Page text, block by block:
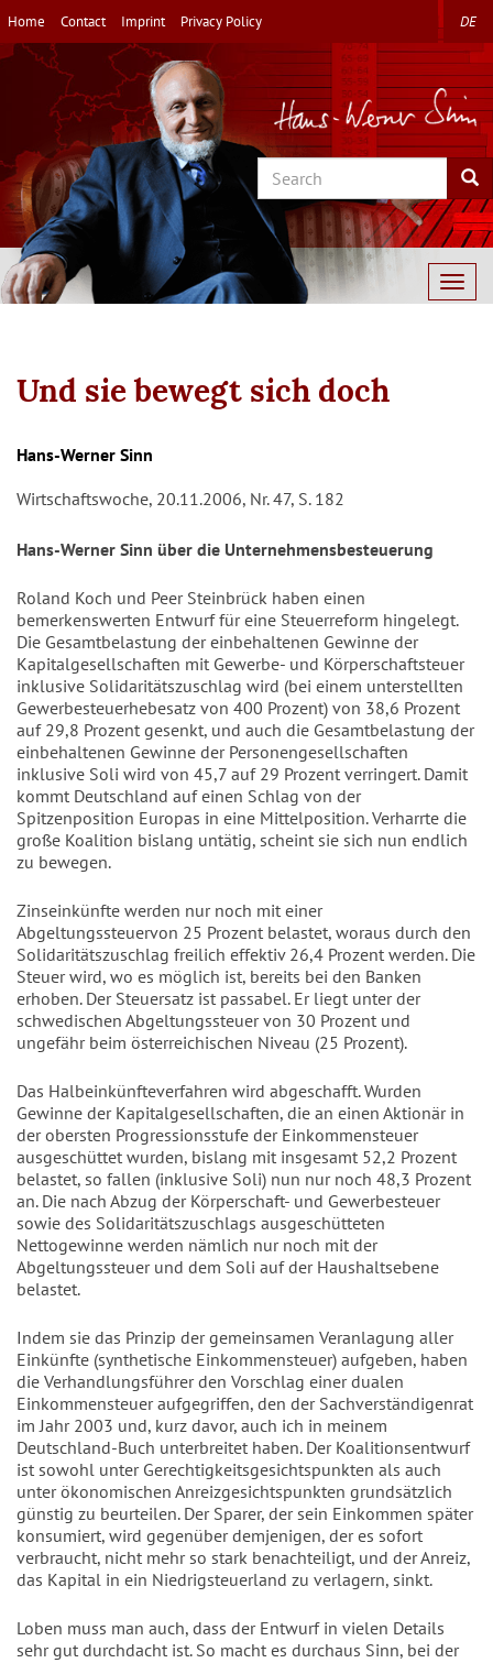
Skip
to
main
Home Contact Imprint Privacy Policy DE
Search
Und sie bewegt sich doch
Autor/en
Hans-Werner Sinn
Wirtschaftswoche, 20.11.2006, Nr. 47, S. 182
Hans-Werner Sinn über die Unternehmensbesteuerung
Roland Koch und Peer Steinbrück haben einen
bemerkenswerten Entwurf für eine Steuerreform hingelegt.
Die Gesamtbelastung der einbehaltenen Gewinne der
Kapitalgesellschaften mit Gewerbe- und Körperschaftsteuer
inklusive Solidaritätszuschlag wird (bei einem unterstellten
Gewerbesteuerhebesatz von 400 Prozent) von 38,6 Prozent
auf 29,8 Prozent gesenkt, und auch die Gesamtbelastung der
einbehaltenen Gewinne der Personengesellschaften
inklusive Soli wird von 45,7 auf 29 Prozent verringert. Damit
kommt Deutschland auf einen Schlag von der
Spitzenposition Europas in eine Mittelposition. Verharrte die
große Koalition bislang untätig, scheint sie sich nun endlich
zu bewegen.
Zinseinkünfte werden nur noch mit einer
Abgeltungssteuervon 25 Prozent belastet, woraus durch den
Solidaritätszuschlag freilich effektiv 26,4 Prozent werden. Die
Steuer wird, wo es möglich ist, bereits bei den Banken
erhoben. Der Steuersatz ist passabel. Er liegt unter der
schwedischen Abgeltungssteuer von 30 Prozent und
ungefähr beim österreichischen Niveau (25 Prozent).
Das Halbeinkünfteverfahren wird abgeschafft. Wurden
Gewinne der Kapitalgesellschaften, die an einen Aktionär in
der obersten Progressionsstufe der Einkommensteuer
ausgeschüttet wurden, bislang mit insgesamt 52,2 Prozent
belastet, so fallen (inklusive Soli) nun nur noch 48,3 Prozent
an. Die nach Abzug der Körperschaft- und Gewerbesteuer
sowie des Solidaritätszuschlags ausgeschütteten
Nettogewinne werden nämlich nur noch mit der
Abgeltungssteuer und dem Soli auf der Haushaltsebene
belastet.
Indem sie das Prinzip der gemeinsamen Veranlagung aller
Einkünfte (synthetische Einkommensteuer) aufgeben, haben
die Verhandlungsführer den Vorschlag einer dualen
Einkommensteuer aufgegriffen, den der Sachverständigenrat
im Jahr 2003 und, kurz davor, auch ich in meinem
Deutschland-Buch unterbreitet haben. Der Koalitionsentwurf
ist sowohl unter Gerechtigkeitsgesichtspunkten als auch
unter ökonomischen Anreizgesichtspunkten grundsätzlich
günstig zu beurteilen. Der Sparer, der sein Einkommen später
konsumiert, wird gegenüber demjenigen, der es sofort
verbraucht, nicht mehr so stark benachteiligt, und der Anreiz,
das Kapital in ein Niedrigsteuerland zu verlagern, sinkt.
Loben muss man auch, dass der Entwurf in vielen Details
sehr gut durchdacht ist. So macht es durchaus Sinn, bei der